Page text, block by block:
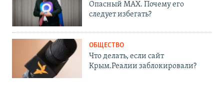
Опасный MAX. Почему его
следует избегать?
ОБЩЕСТВО
Что делать, если сайт
Крым.Реалии заблокировали?